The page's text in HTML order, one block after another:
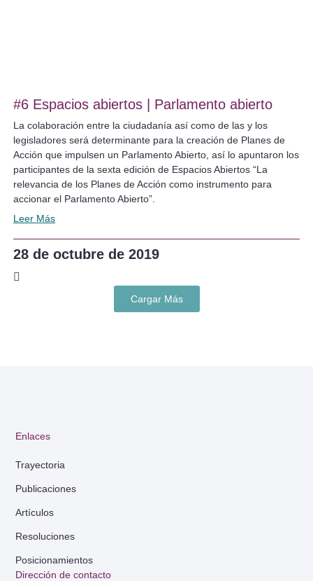
#6 Espacios abiertos | Parlamento abierto
La colaboración entre la ciudadanía así como de las y los
legisladores será determinante para la creación de Planes de
Acción que impulsen un Parlamento Abierto, así lo apuntaron los
participantes de la sexta edición de Espacios Abiertos “La
relevancia de los Planes de Acción como instrumento para
accionar el Parlamento Abierto”.
Leer Más
28 de octubre de 2019
Cargar Más
Dirección de contacto
Enlaces
Trayectoria
Publicaciones
Artículos
Resoluciones
Posicionamientos